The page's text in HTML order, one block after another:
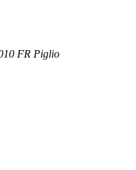
FR Piglio